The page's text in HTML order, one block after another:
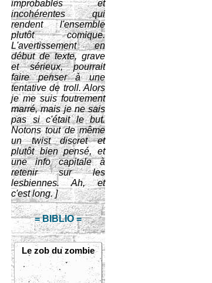
improbables et
incohérentes qui
rendent l'ensemble
plutôt comique.
L'avertissement en
début de texte, grave
et sérieux, pourrait
faire penser à une
tentative de troll. Alors
je me suis foutrement
marré, mais je ne sais
pas si c'était le but.
Notons tout de même
un twist discret et
plutôt bien pensé, et
une info capitale à
retenir sur les
lesbiennes. Ah, et
c'est long. ]
= BIBLIO =
Le zob du zombie